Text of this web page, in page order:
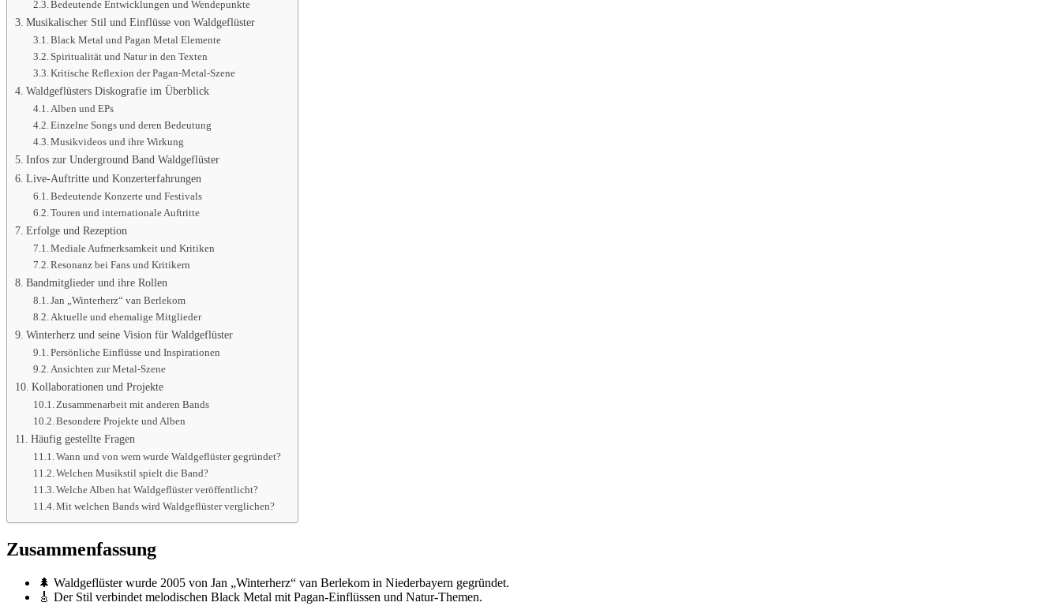
Bedeutende Entwicklungen und Wendepunkte
Musikalischer Stil und Einflüsse von Waldgeflüster
Black Metal und Pagan Metal Elemente
Spiritualität und Natur in den Texten
Kritische Reflexion der Pagan-Metal-Szene
Waldgeflüsters Diskografie im Überblick
Alben und EPs
Einzelne Songs und deren Bedeutung
Musikvideos und ihre Wirkung
Infos zur Underground Band Waldgeflüster
Live-Auftritte und Konzerterfahrungen
Bedeutende Konzerte und Festivals
Touren und internationale Auftritte
Erfolge und Rezeption
Mediale Aufmerksamkeit und Kritiken
Resonanz bei Fans und Kritikern
Bandmitglieder und ihre Rollen
Jan „Winterherz“ van Berlekom
Aktuelle und ehemalige Mitglieder
Winterherz und seine Vision für Waldgeflüster
Persönliche Einflüsse und Inspirationen
Ansichten zur Metal-Szene
Kollaborationen und Projekte
Zusammenarbeit mit anderen Bands
Besondere Projekte und Alben
Häufig gestellte Fragen
Wann und von wem wurde Waldgeflüster gegründet?
Welchen Musikstil spielt die Band?
Welche Alben hat Waldgeflüster veröffentlicht?
Mit welchen Bands wird Waldgeflüster verglichen?
Zusammenfassung
🌲 Waldgeflüster wurde 2005 von Jan „Winterherz“ van Berlekom in Niederbayern gegründet.
🎸 Der Stil verbindet melodischen Black Metal mit Pagan-Einflüssen und Natur-Themen.